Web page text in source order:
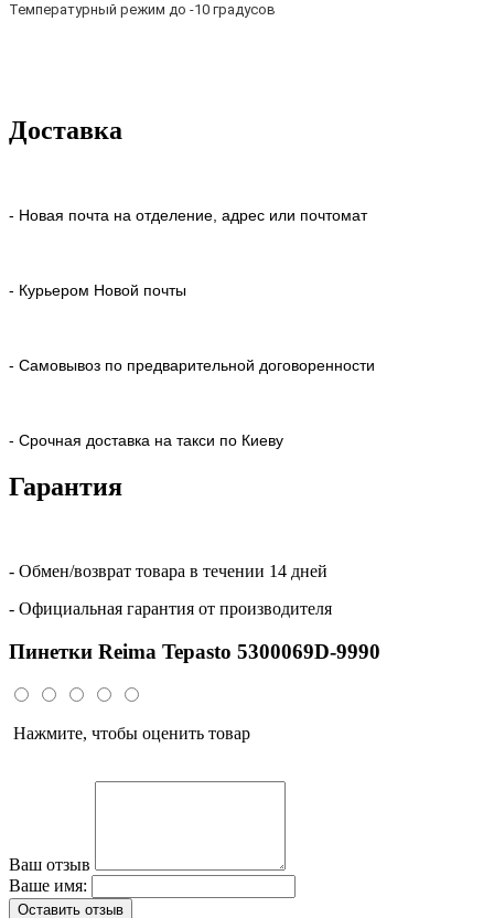
Температурный режим до -10 градусов
Доставка
- Новая почта на отделение, адрес или почтомат
- Курьером Новой почты
- Самовывоз по предварительной договоренности
- Срочная доставка на такси по Киеву
Гарантия
- Обмен/возврат товара в течении 14 дней
- Официальная гарантия от производителя
Пинетки Reima Tepasto 5300069D-9990
Нажмите, чтобы оценить товар
Ваш отзыв
Ваше имя:
Оставить отзыв